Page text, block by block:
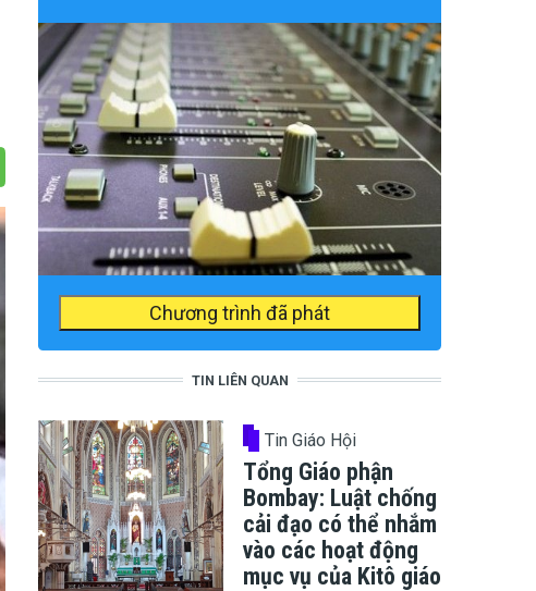
Chương trình đã phát
TIN LIÊN QUAN
Tin Giáo Hội
Tổng Giáo phận
Bombay: Luật chống
cải đạo có thể nhắm
vào các hoạt động
mục vụ của Kitô giáo